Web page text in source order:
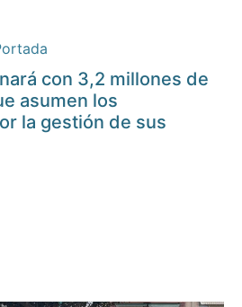
con 3,2 millones de
asumen los
la gestión de sus